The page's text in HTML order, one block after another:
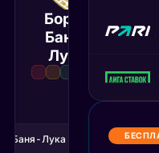
Борац
Баня-
Лука
Баня-Лука 0